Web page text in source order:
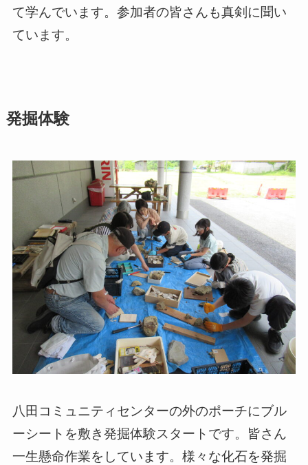
て学んでいます。参加者の皆さんも真剣に聞い
ています。
発掘体験
八田コミュニティセンターの外のポーチにブル
ーシートを敷き発掘体験スタートです。皆さん
一生懸命作業をしています。様々な化石を発掘